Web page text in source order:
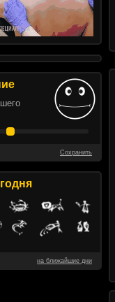
Сохранить
на ближайшие дни